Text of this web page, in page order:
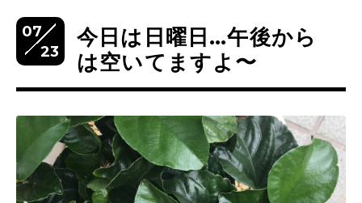
07
23
今日は日曜日…午後から
は空いてますよ〜